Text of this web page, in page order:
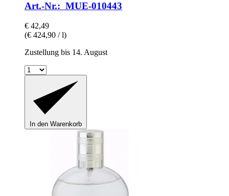
Art.-Nr.: MUE-010443
€ 42,49
(€ 424,90 / l)
Zustellung bis 14. August
In den Warenkorb